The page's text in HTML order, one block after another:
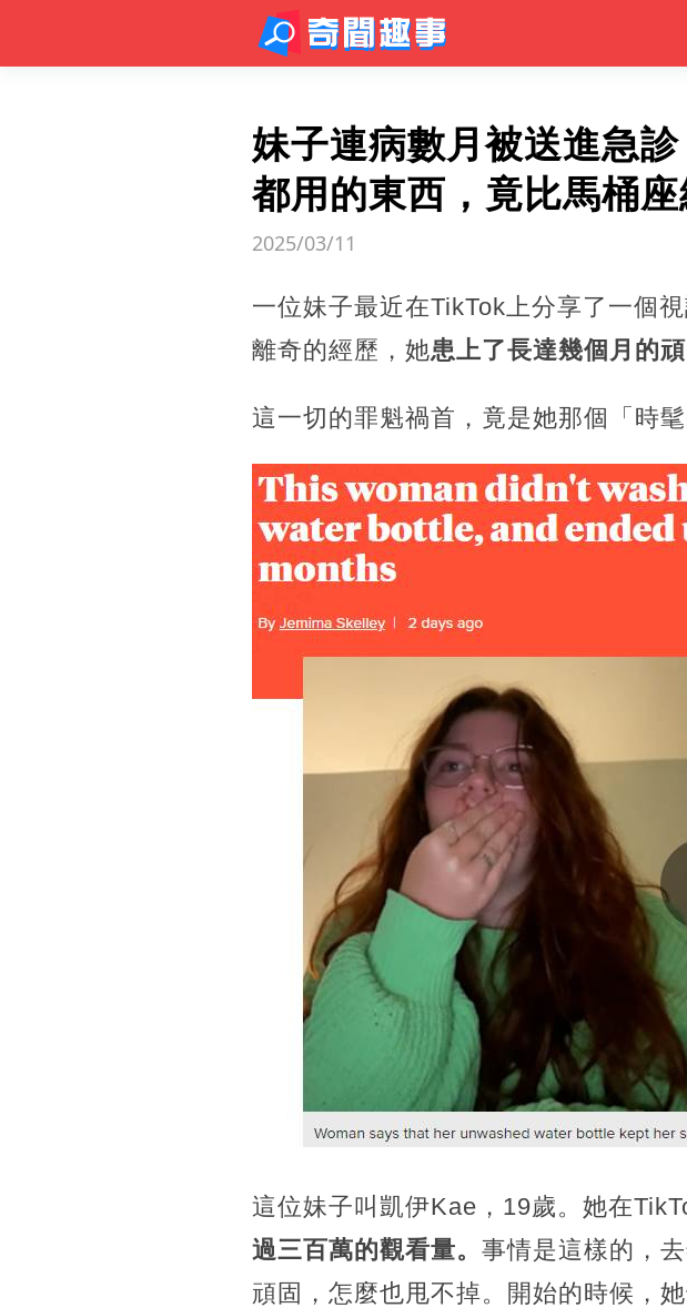
妹子連病數月被送進急
都用的東西，竟比馬桶座
2025/03/11
一位妹子最近在TikTok上分享了一個
離奇的經歷，她患上了長達幾個月的
這一切的罪魁禍首，竟是她那個「時
這位妹子叫凱伊Kae，19歲。她在
過三百萬的觀看量。 事情是這樣的，
頑固，怎麼也甩不掉。開始的時候，